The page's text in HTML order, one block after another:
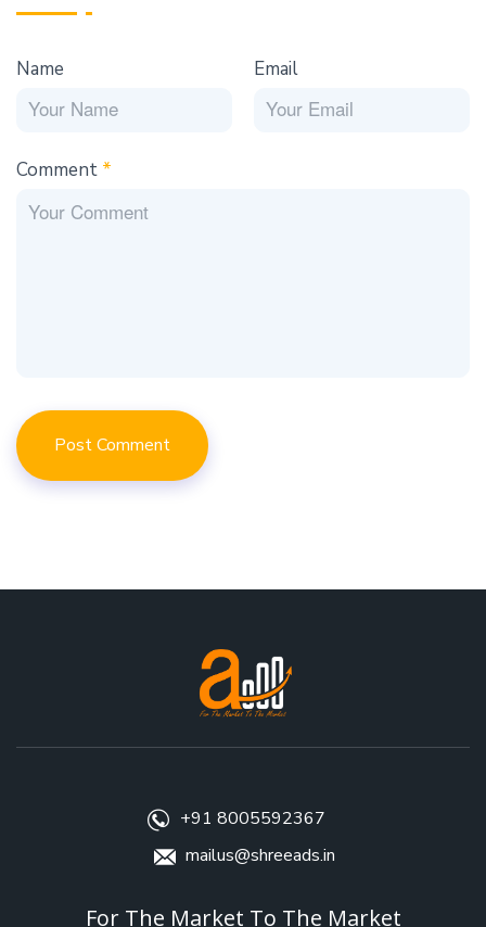
Name Email
Comment *
+91 8005592367
mailus@shreeads.in
For The Market To The Market